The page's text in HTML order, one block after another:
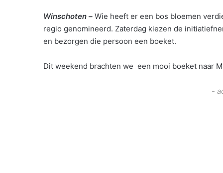
Winschoten – Wie heeft er een bos bloemen
regio genomineerd. Zaterdag kiezen de
en bezorgen die persoon een boeket.
Dit weekend brachten we een mooi boeket naar
-